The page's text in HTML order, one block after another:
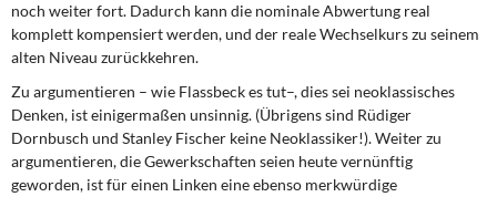
noch weiter fort. Dadurch kann die nominale Abwertung real
komplett kompensiert werden, und der reale Wechselkurs zu seinem
alten Niveau zurückkehren.
Zu argumentieren – wie Flassbeck es tut–, dies sei neoklassisches
Denken, ist einigermaßen unsinnig. (Übrigens sind Rüdiger
Dornbusch und Stanley Fischer keine Neoklassiker!). Weiter zu
argumentieren, die Gewerkschaften seien heute vernünftig
geworden, ist für einen Linken eine ebenso merkwürdige